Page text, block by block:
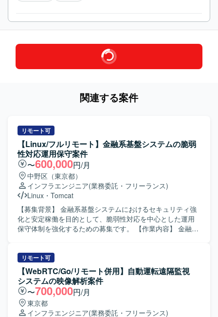
関連する案件
リモート可
【Linux/フルリモート】金融系基盤システムの脆弱
性対応運用保守案件
〜600,000円/月
中野区（東京都）
インフラエンジニア(業務委託・フリーランス)
Linux ・ Tomcat
【募集背景】 金融系基盤システムにおけるセキュリティ強
化と安定稼働を目的として、脆弱性対応を中心とした運用
保守体制を強化するための募集です。 【作業内容】 金融系
業、適用後の動作確認を実施していただきます。 Linuxサー
バを中心とした基盤運用保守業務全般（定常オペレーショ
ン、障害一次対応、ログ確認など）を担当していただきま
す。 関係部署と連携し、脆弱性対応に関する調整や報告資
料の作成を行っていただきます。 【求める人物像】 セキュ
リティやインフラ領域への関心が高く、自ら情報収集しな
リモート可
【WebRTC/Go/リモート併用】自動運転遠隔監視
システムの映像解析案件
〜700,000円/月
東京都
インフラエンジニア(業務委託・フリーランス)